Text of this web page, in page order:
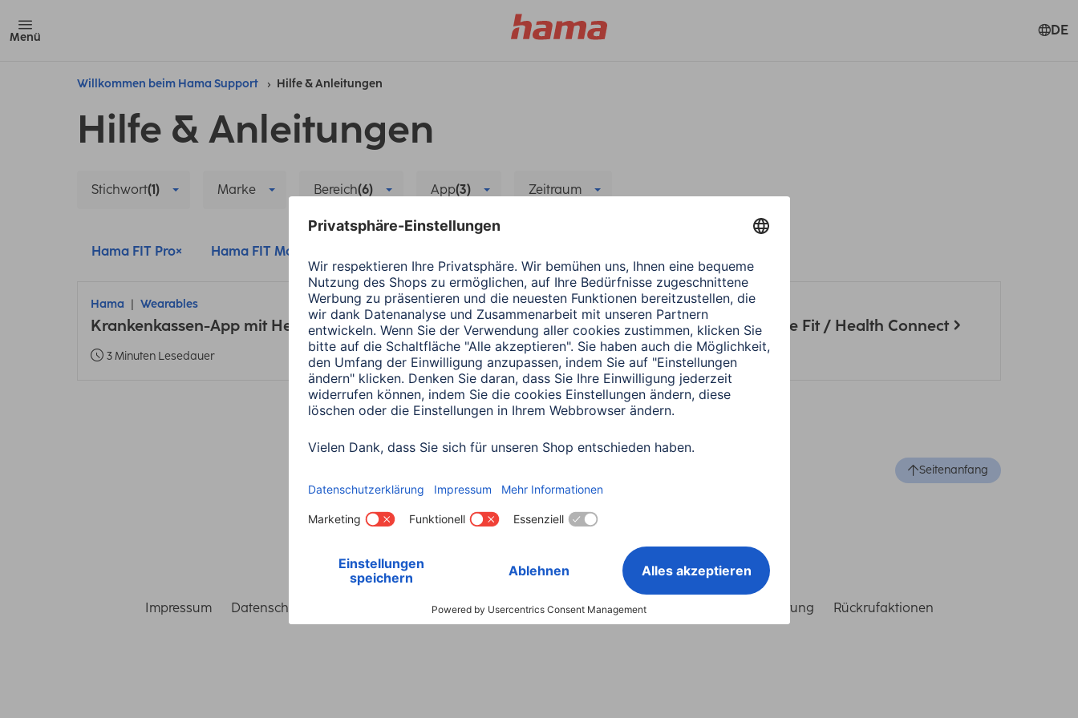
Menü DE
Willkommen beim Hama Support Hilfe & Anleitungen
Hilfe & Anleitungen
Stichwort(1) Marke Bereich(6) App(3) Zeitraum
Hama FIT Pro Hama FIT Move
Hama Wearables
Krankenkassen-App mit Health Connect verbinden
3 Minuten Lesedauer
Hama Wearables
App-Update: Anbindung Google Fit / Health Connect
3 Minuten Lesedauer
Seitenanfang
Land wählen
Impressum Datenschutz Garantiebestimmungen Konformitätserklärungen Barrierefreiheitserklärung Rückrufaktionen